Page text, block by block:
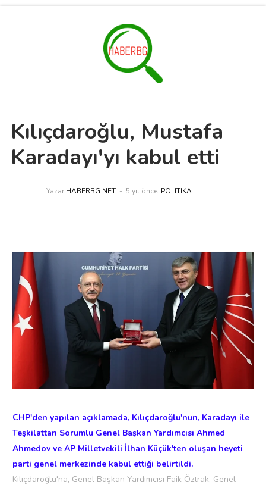
Kılıçdaroğlu, Mustafa
Karadayı'yı kabul etti
Yazar HABERBG.NET 5 yıl önce POLITIKA
CHP'den yapılan açıklamada, Kılıçdaroğlu'nun, Karadayı ile
Teşkilattan Sorumlu Genel Başkan Yardımcısı Ahmed
Ahmedov ve AP Milletvekili İlhan Küçük'ten oluşan heyeti
parti genel merkezinde kabul ettiği belirtildi.
Kılıçdaroğlu'na, Genel Başkan Yardımcısı Faik Öztrak, Genel